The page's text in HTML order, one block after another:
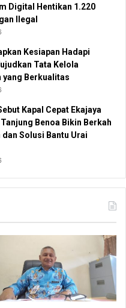
Digital Hentikan 1.220
Ilegal
Kesiapan Hadapi
Tata Kelola
yang Berkualitas
Kapal Cepat Ekajaya
Benoa Bikin Berkah
dan Solusi Bantu Urai